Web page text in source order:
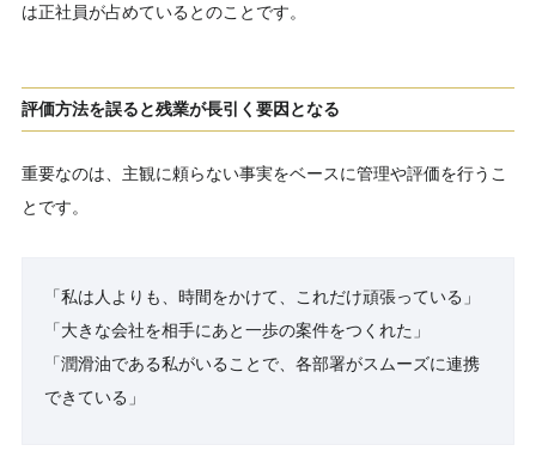
は正社員が占めているとのことです。
評価方法を誤ると残業が長引く要因となる
重要なのは、主観に頼らない事実をベースに管理や評価を行うこ
とです。
「私は人よりも、時間をかけて、これだけ頑張っている」
「大きな会社を相手にあと一歩の案件をつくれた」
「潤滑油である私がいることで、各部署がスムーズに連携
できている」